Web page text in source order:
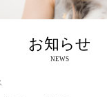
お知らせ
NEWS